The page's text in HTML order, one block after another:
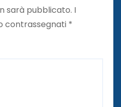
sarà pubblicato. I
contrassegnati *